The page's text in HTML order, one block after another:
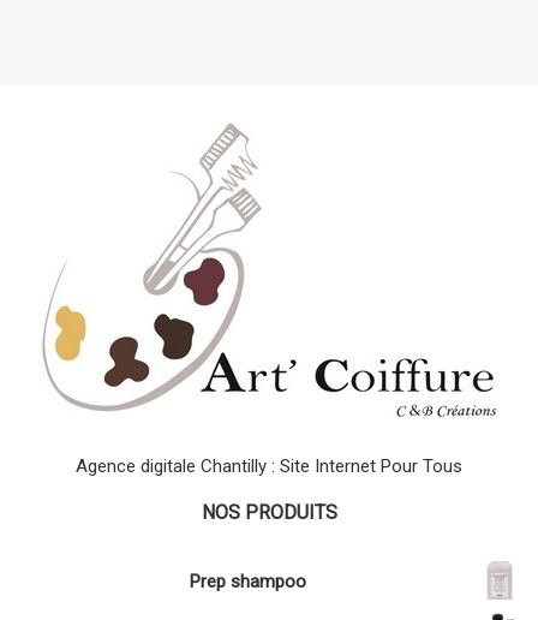
Agence digitale Chantilly : Site Internet Pour Tous
NOS PRODUITS
Prep shampoo